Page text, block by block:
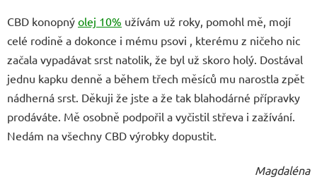
CBD konopný olej 10% užívám už roky, pomohl mě, mojí
celé rodině a dokonce i mému psovi , kterému z ničeho nic
začala vypadávat srst natolik, že byl už skoro holý. Dostával
jednu kapku denně a během třech měsíců mu narostla zpět
nádherná srst. Děkuji že jste a že tak blahodárné přípravky
prodáváte. Mě osobně podpořil a vyčistil střeva i zažívání.
Nedám na všechny CBD výrobky dopustit.
Magdaléna